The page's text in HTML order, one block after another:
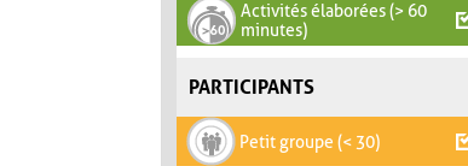
Activités élaborées (> 60
minutes)
PARTICIPANTS
Petit groupe (< 30)